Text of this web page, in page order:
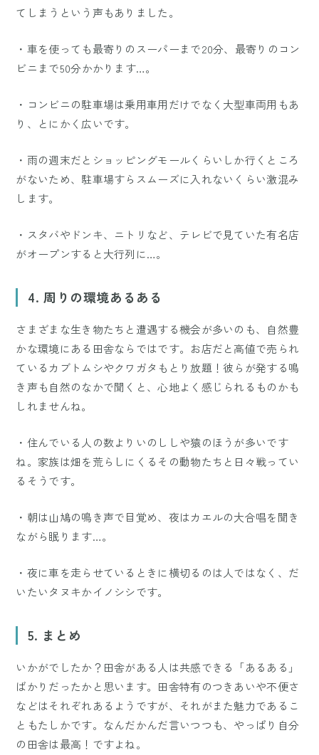
てしまうという声もありました。
・車を使っても最寄りのスーパーまで20分、最寄りのコン
ビニまで50分かかります…。
・コンビニの駐車場は乗用車用だけでなく大型車両用もあ
り、とにかく広いです。
・雨の週末だとショッピングモールくらいしか行くところ
がないため、駐車場すらスムーズに入れないくらい激混み
します。
・スタバやドンキ、ニトリなど、テレビで見ていた有名店
がオープンすると大行列に…。
4. 周りの環境あるある
さまざまな生き物たちと遭遇する機会が多いのも、自然豊
かな環境にある田舎ならではです。お店だと高値で売られ
ているカブトムシやクワガタもとり放題！彼らが発する鳴
き声も自然のなかで聞くと、心地よく感じられるものかも
しれませんね。
・住んでいる人の数よりいのししや猿のほうが多いです
ね。家族は畑を荒らしにくるその動物たちと日々戦ってい
るそうです。
・朝は山鳩の鳴き声で目覚め、夜はカエルの大合唱を聞き
ながら眠ります…。
・夜に車を走らせているときに横切るのは人ではなく、だ
いたいタヌキかイノシシです。
5. まとめ
いかがでしたか？田舎がある人は共感できる「あるある」
ばかりだったかと思います。田舎特有のつきあいや不便さ
などはそれぞれあるようですが、それがまた魅力であるこ
ともたしかです。なんだかんだ言いつつも、やっぱり自分
の田舎は最高！ですよね。